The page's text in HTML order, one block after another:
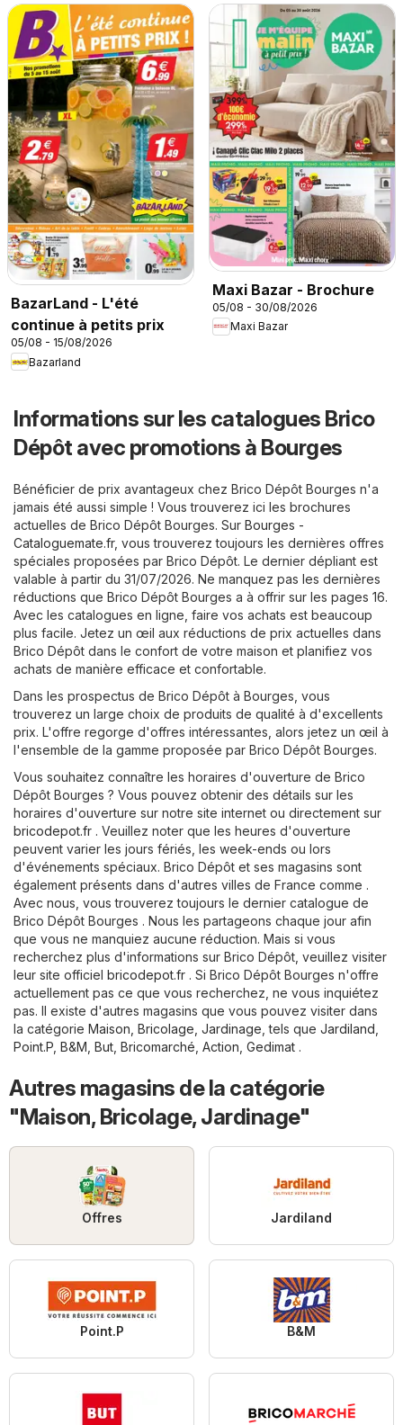
BazarLand - L'été
continue à petits prix
05/08 - 15/08/2026
Bazarland
Maxi Bazar - Brochure
05/08 - 30/08/2026
Maxi Bazar
Informations sur les catalogues Brico
Dépôt avec promotions à Bourges
Bénéficier de prix avantageux chez Brico Dépôt Bourges n'a
jamais été aussi simple ! Vous trouverez ici les brochures
actuelles de Brico Dépôt Bourges. Sur Bourges -
Cataloguemate.fr, vous trouverez toujours les dernières offres
spéciales proposées par Brico Dépôt. Le dernier dépliant est
valable à partir du 31/07/2026. Ne manquez pas les dernières
réductions que Brico Dépôt Bourges a à offrir sur les pages 16.
Avec les catalogues en ligne, faire vos achats est beaucoup
plus facile. Jetez un œil aux réductions de prix actuelles dans
Brico Dépôt dans le confort de votre maison et planifiez vos
achats de manière efficace et confortable.
Dans les prospectus de Brico Dépôt à Bourges, vous
trouverez un large choix de produits de qualité à d'excellents
prix. L'offre regorge d'offres intéressantes, alors jetez un œil à
l'ensemble de la gamme proposée par Brico Dépôt Bourges.
Vous souhaitez connaître les horaires d'ouverture de Brico
Dépôt Bourges ? Vous pouvez obtenir des détails sur les
horaires d'ouverture sur notre site internet ou directement sur
bricodepot.fr . Veuillez noter que les heures d'ouverture
peuvent varier les jours fériés, les week-ends ou lors
d'événements spéciaux. Brico Dépôt et ses magasins sont
également présents dans d'autres villes de France comme .
Avec nous, vous trouverez toujours le dernier catalogue de
Brico Dépôt Bourges . Nous les partageons chaque jour afin
que vous ne manquiez aucune réduction. Mais si vous
recherchez plus d'informations sur Brico Dépôt, veuillez visiter
leur site officiel bricodepot.fr . Si Brico Dépôt Bourges n'offre
actuellement pas ce que vous recherchez, ne vous inquiétez
pas. Il existe d'autres magasins que vous pouvez visiter dans
la catégorie Maison, Bricolage, Jardinage , tels que Jardiland
Point.P B&M But Bricomarché Action Gedimat .
Autres magasins de la catégorie
"Maison, Bricolage, Jardinage"
Offres Jardiland
Point.P B&M